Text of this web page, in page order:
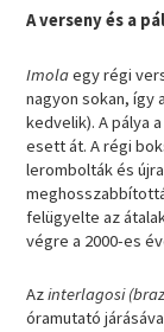
A verseny és a
Imolaegy régi
nagyon sokan, így
kedvelik). A pálya
esett át. A régi
lerombolták és
felügyelte az
végre a 2000-es
Azinterlagosi
óramutató